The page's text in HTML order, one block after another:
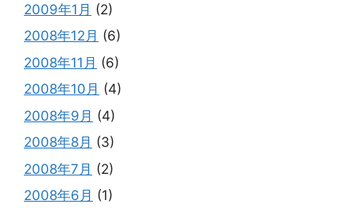
2009年1月 (2)
2008年12月 (6)
2008年11月 (6)
2008年10月 (4)
2008年9月 (4)
2008年8月 (3)
2008年7月 (2)
2008年6月 (1)